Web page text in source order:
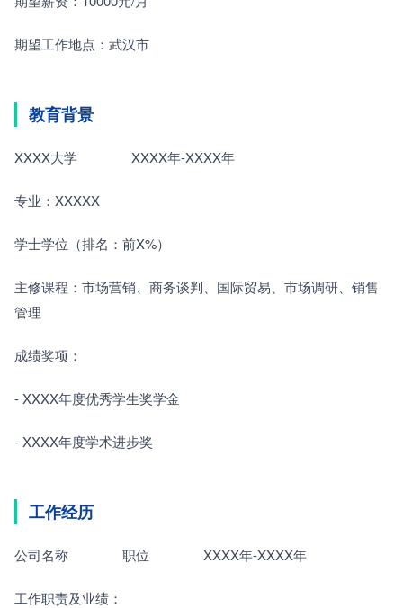
期望工作地点：武汉市
教育背景
XXXX大学　　　　XXXX年-XXXX年
专业：XXXXX
学士学位（排名：前X%）
主修课程：市场营销、商务谈判、国际贸易、市场调研、销售
管理
成绩奖项：
- XXXX年度优秀学生奖学金
- XXXX年度学术进步奖
工作经历
公司名称　　　　职位　　　　XXXX年-XXXX年
工作职责及业绩：